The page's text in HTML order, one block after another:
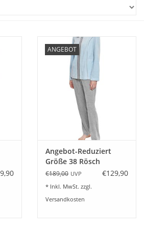
ANGEBOT
Angebot-Reduziert
Größe 38 Rösch
Kuscheliger Hausanzug
€189,00 UVP €129,90
* Inkl. MwSt. zzgl.
Versandkosten